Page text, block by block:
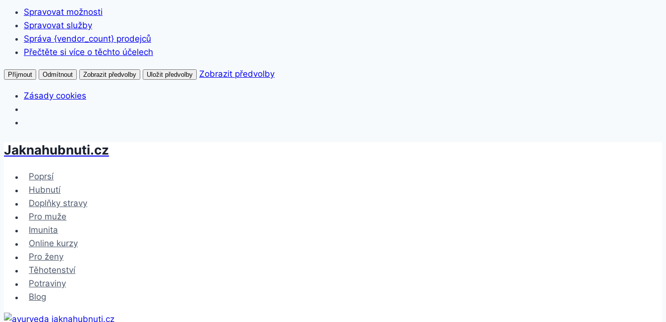
Spravovat možnosti
Spravovat služby
Správa {vendor_count} prodejců
Přečtěte si více o těchto účelech
Příjmout Odmítnout Zobrazit předvolby Uložit předvolby Zobrazit předvolby
Zásady cookies
Přeskočit
obsah
Jaknahubnuti.cz
Poprsí
Hubnutí
Doplňky stravy
Pro muže
Imunita
Online kurzy
Pro ženy
Těhotenství
Potraviny
Blog